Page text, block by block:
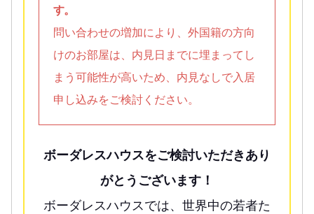
す。
問い合わせの増加により、外国籍の方向
けのお部屋は、内見日までに埋まってし
まう可能性が高いため、内見なしで入居
申し込みをご検討ください。
ボーダレスハウスをご検討いただきあり
がとうございます！
ボーダレスハウスでは、世界中の若者た